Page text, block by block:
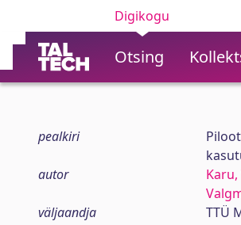
Digikogu
Otsing
pealkiri
autor
väljaandja
TTÜ